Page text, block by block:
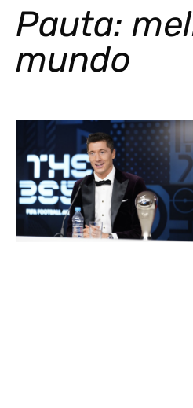
Pauta:
mundo